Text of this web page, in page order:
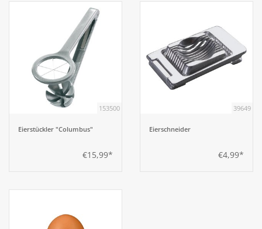
153500
Eierstückler "Columbus"
€15,99*
39649
Eierschneider
€4,99*